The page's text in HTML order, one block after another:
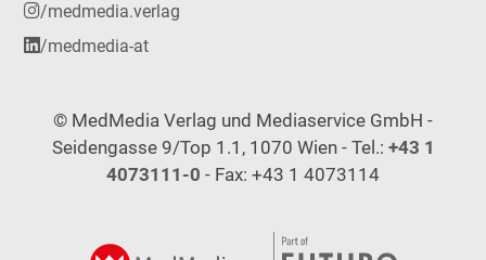
/medmedia.verlag
/medmedia-at
© MedMedia Verlag und Mediaservice GmbH -
Seidengasse 9/Top 1.1, 1070 Wien - Tel.: +43 1
4073111-0 - Fax: +43 1 4073114